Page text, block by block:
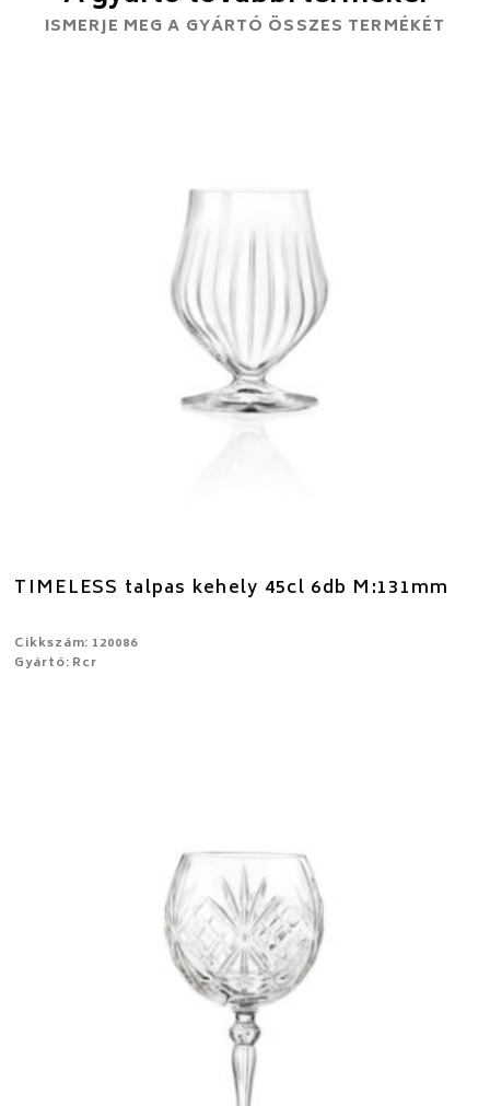
ISMERJE MEG A GYÁRTÓ ÖSSZES TERMÉKÉT
TIMELESS talpas kehely 45cl 6db M:131mm
Cikkszám: 120086
Gyártó: Rcr